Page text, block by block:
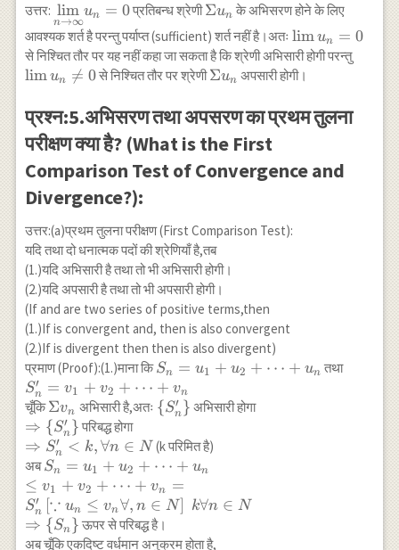
उत्तर: \underset{n
\rightarrow
\infty}
{\lim}
u_n=0
n→∞
lim un = 0प्रतिबन्ध श्रेणी\Sigma
u_n
Σun के अभिसरण होने के लिए
आवश्यक शर्त है परन्तु पर्याप्त (sufficient) शर्त नहीं है।अतः \lim
u_{n}=0
limun = 0
से निश्चित तौर पर यह नहीं कहा जा सकता है कि श्रेणी अभिसारी होगी परन्तु\lim
0
limun 
= 0से निश्चित तौर पर श्रेणी\Sigma
Σun अपसारी होगी।
प्रश्न:5.अभिसरण तथा अपसरण का प्रथम तुलना
परीक्षण क्या है? (What is the First
Comparison Test of Convergence and
Divergence?):
उत्तर:(a)प्रथम तुलना परीक्षण (First Comparison Test):
यदि तथा दो धनात्मक पदों की श्रेणियाँ है,तब
(1.)यदि अभिसारी है तथा तो भी अभिसारी होगी।
(2.)यदि अपसारी है तथा तो भी अपसारी होगी।
(If and are two series of positive terms,then
(1.)If is convergent and, then is also convergent
(2.)If is divergent then then is also divergent)
प्रमाण (Proof):(1.)माना किS_n=u_1+u_2+\cdots+u_n
Sn = u1 + u2 + ⋯ + un तथा
Sn
′ = v1 + v2 + ⋯ + vn
चूँकि\Sigma
v_{n}
Σvn अभिसारी है,अतः \left\{
{Sn
′ } अभिसारी होगा
\Rightarrow \left\{
S_{n}^{\prime}\right\}
⇒ {Sn
′ } परिबद्ध होगा
\Rightarrow
S_{n}^{\prime}
<k, \forall n \in
N
⇒ Sn
′ < k,∀n ∈ N(k परिमित है)
अबS_n=u_1+u_2+\cdots+u_n
\\ \leq
v_1+v_2+\cdots+v_n
=S_n^{\prime}\left[\because
u_n \leq v_n \forall ,n \in
Sn = u1 + u2 + ⋯ + un
≤ v1 + v2 + ⋯ + vn =
Sn
′ [∵ un ≤ vn∀, n ∈ N] k∀n ∈ N
⇒ {Sn} ऊपर से परिबद्ध है।
अब चूँकि एकदिष्ट वर्धमान अनुक्रम होता है,